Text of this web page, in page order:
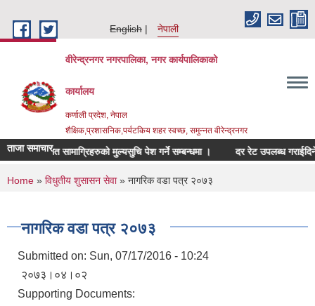
English
नेपाली
वीरेन्द्रनगर नगरपालिका, नगर कार्यपालिकाको
कार्यालय
कर्णाली प्रदेश, नेपाल
शैक्षिक,प्रशासनिक,पर्यटकिय शहर स्वच्छ, समुन्नत वीरेन्द्रनगर
ताजा समाचार
सम्बन्धित सामाग्रिहरुको मुल्यसुचि पेश गर्ने सम्बन्धमा । दर रेट उपलब्ध गराईदिने
You are here
Home » विधुतीय शुसासन सेवा» नागरिक वडा पत्र २०७३
नागरिक वडा पत्र २०७३
Submitted on: Sun, 07/17/2016 - 10:24
२०७३।०४।०२
Supporting Documents: